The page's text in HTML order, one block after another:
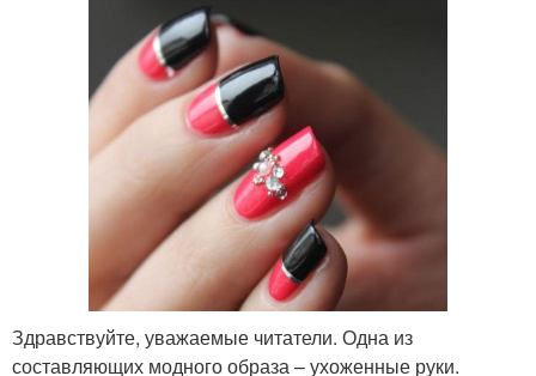
Здравствуйте, уважаемые читатели. Одна из
составляющих модного образа – ухоженные руки.